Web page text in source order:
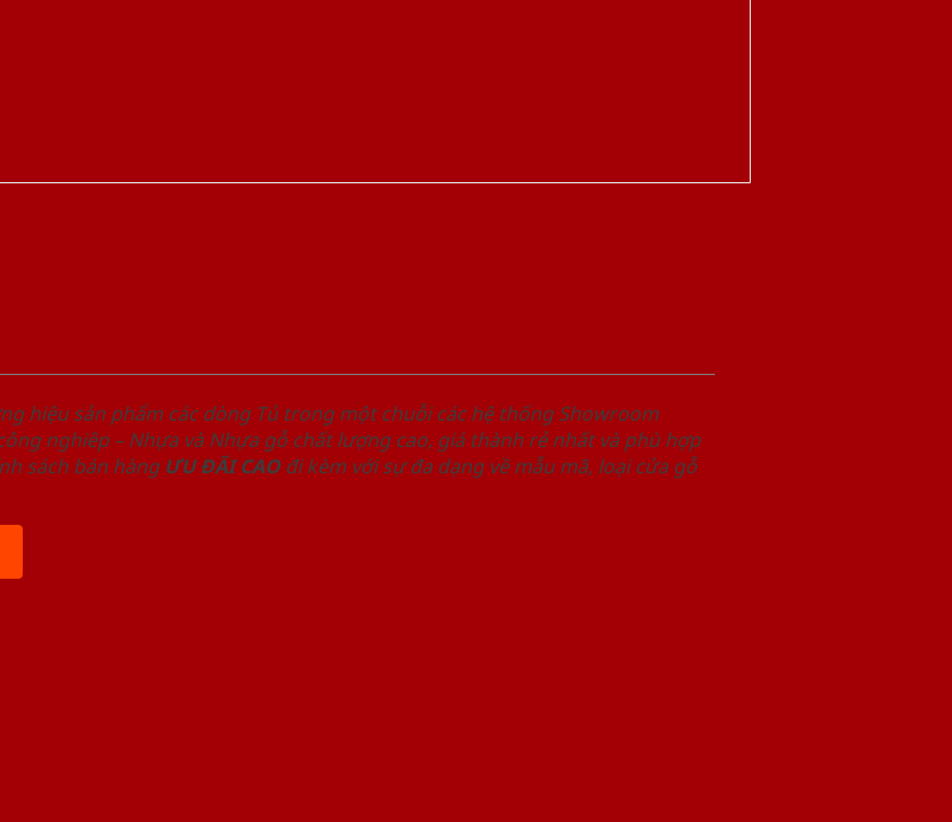
hiệu sản phẩm các dòng Tủ trong một chuỗi các hệ thống Showroom
nghiêp – Nhựa và Nhựa gỗ chất lượng cao, giá thành rẻ nhất và phù hợp
sách bán hàng ƯU ĐÃI CAOđi kèm với sự đa dạng về mẫu mã, loại cửa gỗ